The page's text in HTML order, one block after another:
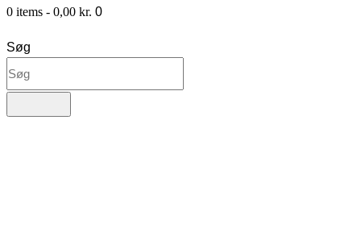
0 items - 0,00 kr. 0
Søg